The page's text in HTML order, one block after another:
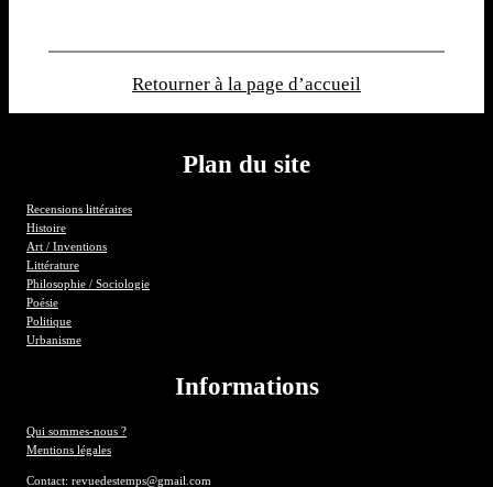
Retourner à la page d’accueil
Plan du site
Recensions littéraires
Histoire
Art / Inventions
Littérature
Philosophie / Sociologie
Poésie
Politique
Urbanisme
Informations
Qui sommes-nous ?
Mentions légales
Contact: revuedestemps@gmail.com